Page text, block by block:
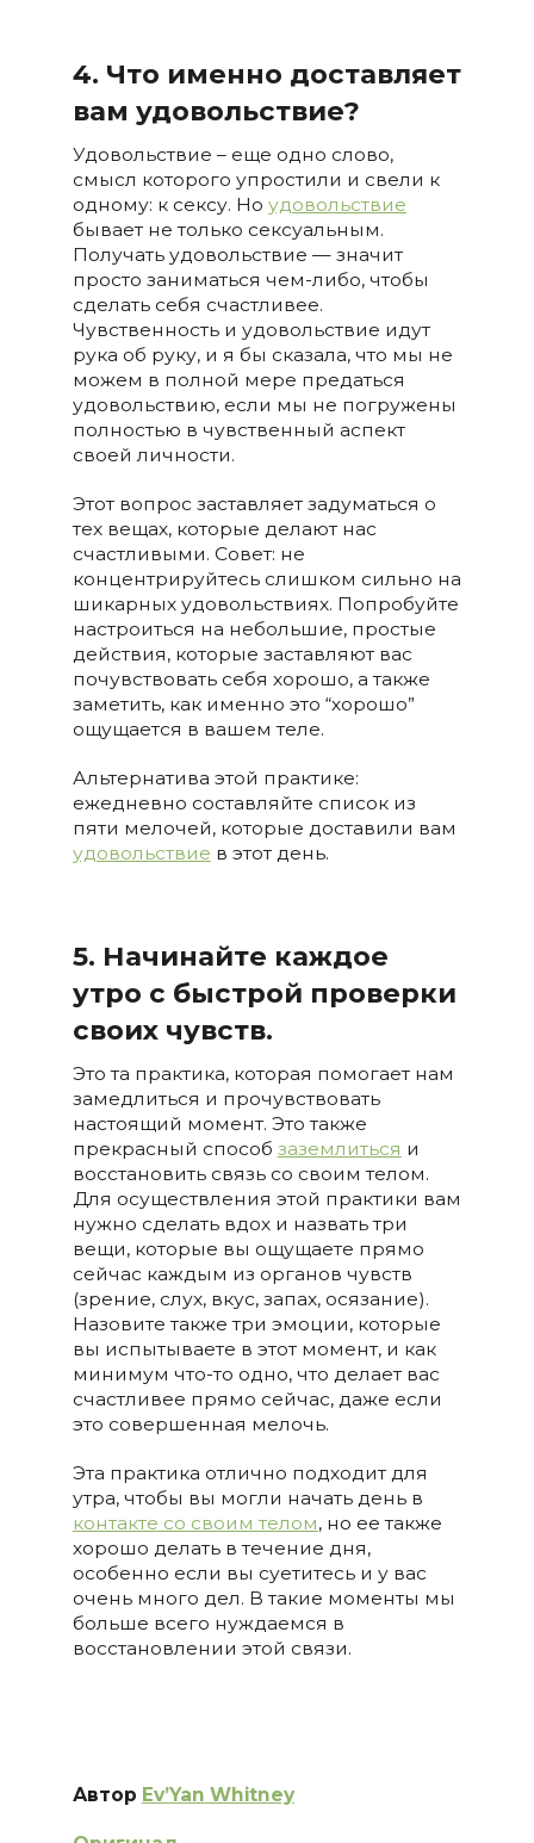
4. Что именно доставляет
вам удовольствие?
Удовольствие – еще одно слово,
смысл которого упростили и свели к
одному: к сексу. Но удовольствие
бывает не только сексуальным.
Получать удовольствие — значит
просто заниматься чем-либо, чтобы
сделать себя счастливее.
Чувственность и удовольствие идут
рука об руку, и я бы сказала, что мы не
можем в полной мере предаться
удовольствию, если мы не погружены
полностью в чувственный аспект
своей личности.
Этот вопрос заставляет задуматься о
тех вещах, которые делают нас
счастливыми. Совет: не
концентрируйтесь слишком сильно на
шикарных удовольствиях. Попробуйте
настроиться на небольшие, простые
действия, которые заставляют вас
почувствовать себя хорошо, а также
заметить, как именно это “хорошо”
ощущается в вашем теле.
Альтернатива этой практике:
ежедневно составляйте список из
пяти мелочей, которые доставили вам
удовольствие в этот день.
5. Начинайте каждое
утро с быстрой проверки
своих чувств.
Это та практика, которая помогает нам
замедлиться и прочувствовать
настоящий момент. Это также
прекрасный способ заземлиться и
восстановить связь со своим телом.
Для осуществления этой практики вам
нужно сделать вдох и назвать три
вещи, которые вы ощущаете прямо
сейчас каждым из органов чувств
(зрение, слух, вкус, запах, осязание).
Назовите также три эмоции, которые
вы испытываете в этот момент, и как
минимум что-то одно, что делает вас
счастливее прямо сейчас, даже если
это совершенная мелочь.
Эта практика отлично подходит для
утра, чтобы вы могли начать день в
контакте со своим телом, но ее также
хорошо делать в течение дня,
особенно если вы суетитесь и у вас
очень много дел. В такие моменты мы
больше всего нуждаемся в
восстановлении этой связи.
Автор Ev’Yan Whitney